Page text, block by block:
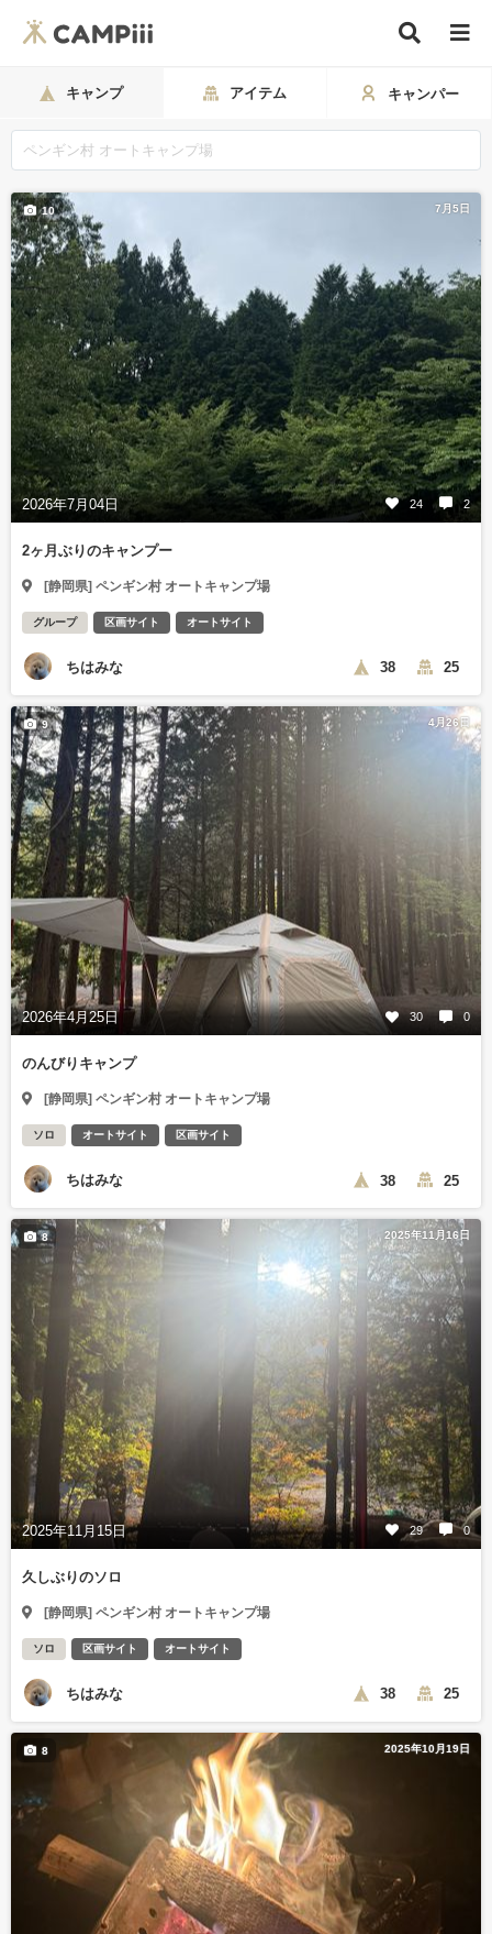
キャンプ アイテム キャンパー
7月5日
2026年7月04日 24 2
10
2ヶ月ぶりのキャンプー
[静岡県] ペンギン村 オートキャンプ場
グループ 区画サイト オートサイト
ちはみな 38 25
4月26日
2026年4月25日 30 0
9
のんびりキャンプ
[静岡県] ペンギン村 オートキャンプ場
ソロ オートサイト 区画サイト
ちはみな 38 25
2025年11月16日
2025年11月15日 29 0
8
久しぶりのソロ
[静岡県] ペンギン村 オートキャンプ場
ソロ 区画サイト オートサイト
ちはみな 38 25
2025年10月19日
8